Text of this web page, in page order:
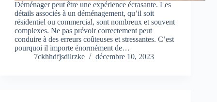
Déménager peut être une expérience écrasante. Les
détails associés à un déménagement, qu’il soit
résidentiel ou commercial, sont nombreux et souvent
complexes. Ne pas prévoir correctement peut
conduire à des erreurs coûteuses et stressantes. C’est
pourquoi il importe énormément de…
7ckhhdfjsdilrzke
décembre 10, 2023